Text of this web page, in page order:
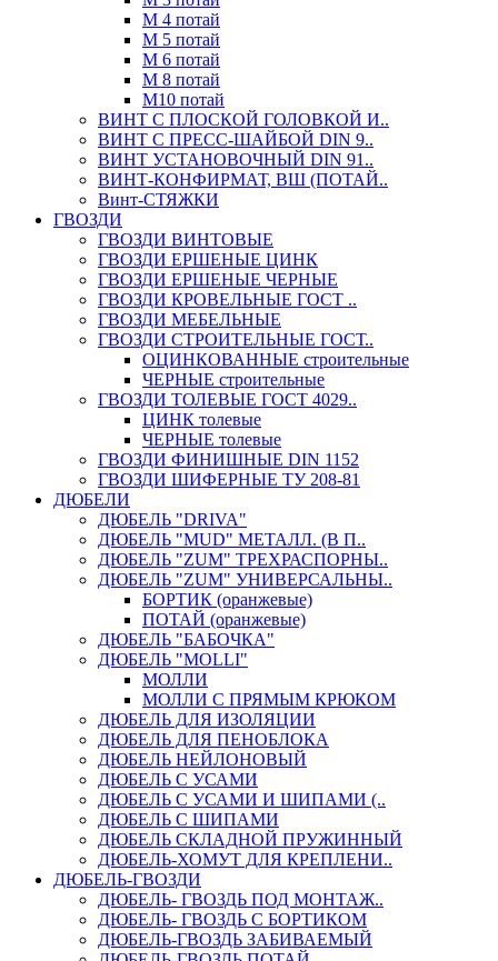
М 4 потай
М 5 потай
М 6 потай
М 8 потай
М10 потай
ВИНТ С ПЛОСКОЙ ГОЛОВКОЙ И..
ВИНТ С ПРЕСС-ШАЙБОЙ DIN 9..
ВИНТ УСТАНОВОЧНЫЙ DIN 91..
ВИНТ-КОНФИРМАТ, ВШ (ПОТАЙ..
Винт-СТЯЖКИ
ГВОЗДИ
ГВОЗДИ ВИНТОВЫЕ
ГВОЗДИ ЕРШЕНЫЕ ЦИНК
ГВОЗДИ ЕРШЕНЫЕ ЧЕРНЫЕ
ГВОЗДИ КРОВЕЛЬНЫЕ ГОСТ ..
ГВОЗДИ МЕБЕЛЬНЫЕ
ГВОЗДИ СТРОИТЕЛЬНЫЕ ГОСТ..
ОЦИНКОВАННЫЕ строительные
ЧЕРНЫЕ строительные
ГВОЗДИ ТОЛЕВЫЕ ГОСТ 4029..
ЦИНК толевые
ЧЕРНЫЕ толевые
ГВОЗДИ ФИНИШНЫЕ DIN 1152
ГВОЗДИ ШИФЕРНЫЕ ТУ 208-81
ДЮБЕЛИ
ДЮБЕЛЬ "DRIVA"
ДЮБЕЛЬ "MUD" МЕТАЛЛ. (В П..
ДЮБЕЛЬ "ZUM" ТРЕХРАСПОРНЫ..
ДЮБЕЛЬ "ZUM" УНИВЕРСАЛЬНЫ..
БОРТИК (оранжевые)
ПОТАЙ (оранжевые)
ДЮБЕЛЬ "БАБОЧКА"
ДЮБЕЛЬ "МOLLI"
МОЛЛИ
МОЛЛИ С ПРЯМЫМ КРЮКОМ
ДЮБЕЛЬ ДЛЯ ИЗОЛЯЦИИ
ДЮБЕЛЬ ДЛЯ ПЕНОБЛОКА
ДЮБЕЛЬ НЕЙЛОНОВЫЙ
ДЮБЕЛЬ С УСАМИ
ДЮБЕЛЬ С УСАМИ И ШИПАМИ (..
ДЮБЕЛЬ С ШИПАМИ
ДЮБЕЛЬ СКЛАДНОЙ ПРУЖИННЫЙ
ДЮБЕЛЬ-ХОМУТ ДЛЯ КРЕПЛЕНИ..
ДЮБЕЛЬ-ГВОЗДИ
ДЮБЕЛЬ- ГВОЗДЬ ПОД МОНТАЖ..
ДЮБЕЛЬ- ГВОЗДЬ С БОРТИКОМ
ДЮБЕЛЬ-ГВОЗДЬ ЗАБИВАЕМЫЙ